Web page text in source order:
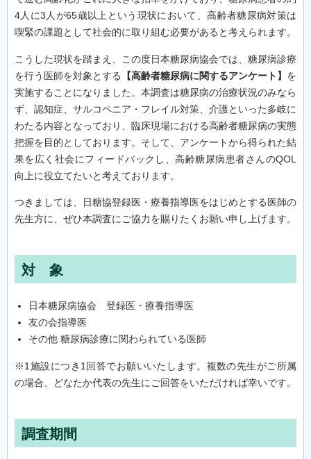
4人に3人が65歳以上という現状において、高齢者糖尿病対策は
喫緊の課題として社会的に取り組む必要があると考えられます。
こうした現状を踏まえ、この度日本糖尿病協会では、糖尿病診療
を行う医師を対象とする
【高齢者糖尿病に関するアンケート】 を
実施することになりました。本調査は糖尿病の治療状況のみなら
ず、認知症、サルコペニア・フレイル対策、介護といった多岐に
わたる内容となっており、臨床現場における高齢者糖尿病の実態
把握を目的としております。そして、アンケートから得られた結
果を広く社会にフィードバックし、高齢糖尿病患者さんのQOL
向上に役立てたいと考えております。
つきましては、日糖協登録医・療養指導医をはじめとする医師の
先生方に、ぜひ本調査にご協力を賜りたくお願い申し上げます。
対 象
日本糖尿病協会 登録医・療養指導医
友の会指導医
その他 糖尿病診療に関わられている医師
※1施設につき1回答でお願いいたします。複数の先生がご所属
の場合、どなたか代表の先生にご回答をいただければ幸いです。
調査期間